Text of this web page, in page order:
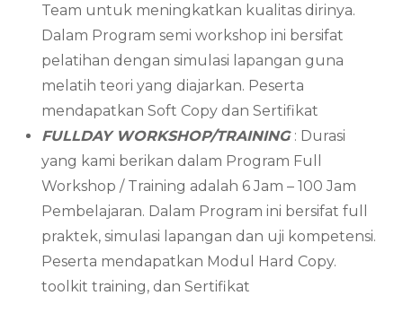
Team untuk meningkatkan kualitas dirinya.
Dalam Program semi workshop ini bersifat
pelatihan dengan simulasi lapangan guna
melatih teori yang diajarkan. Peserta
mendapatkan Soft Copy dan Sertifikat
FULLDAY WORKSHOP/TRAINING : Durasi
yang kami berikan dalam Program Full
Workshop / Training adalah 6 Jam – 100 Jam
Pembelajaran. Dalam Program ini bersifat full
praktek, simulasi lapangan dan uji kompetensi.
Peserta mendapatkan Modul Hard Copy.
toolkit training, dan Sertifikat